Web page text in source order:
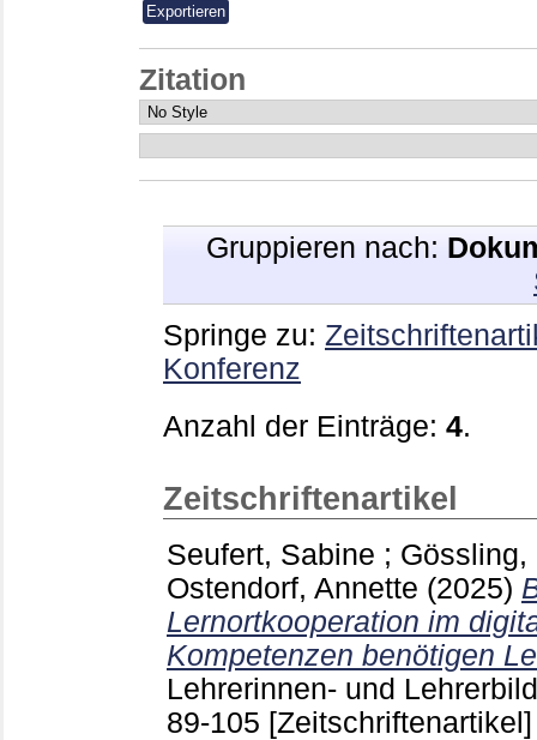
Zitation
Gruppieren nach:
Springe zu:
Konferenz
Anzahl der Einträge: 4.
Zeitschriftenartikel
Seufert, Sabine ; Gössling,
Ostendorf, Annette (2025)
Lernortkooperation im
Kompetenzen benötigen
Lehrerinnen- und
89-105 [Zeitschriftenartikel]